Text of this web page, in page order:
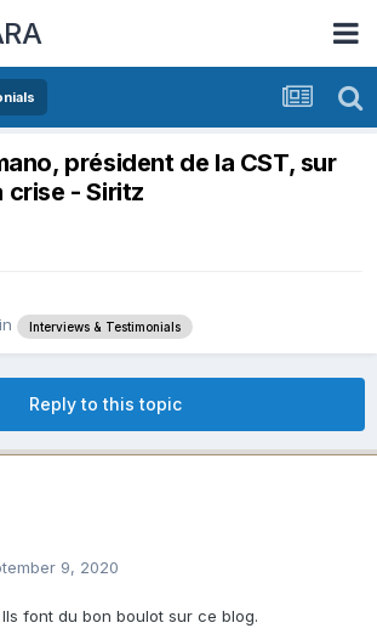
président de la CST, sur
crise - Siritz
in Interviews & Testimonials
Reply to this topic
9, 2020
font du bon boulot sur ce blog.